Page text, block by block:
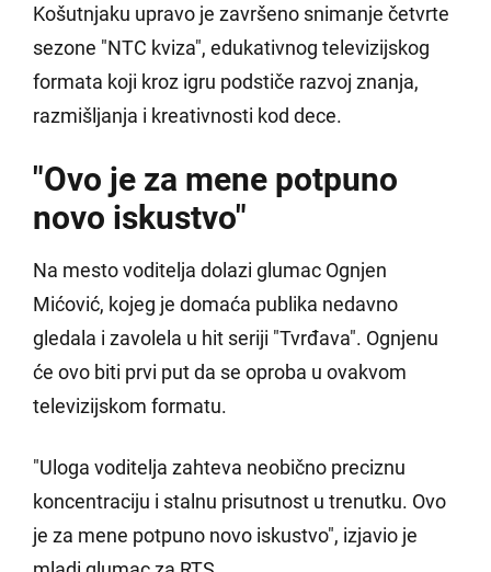
Košutnjaku upravo je završeno snimanje četvrte
sezone "NTC kviza", edukativnog televizijskog
formata koji kroz igru podstiče razvoj znanja,
razmišljanja i kreativnosti kod dece.
"Ovo je za mene potpuno
novo iskustvo"
Na mesto voditelja dolazi glumac Ognjen
Mićović, kojeg je domaća publika nedavno
gledala i zavolela u hit seriji "Tvrđava". Ognjenu
će ovo biti prvi put da se oproba u ovakvom
televizijskom formatu.
"Uloga voditelja zahteva neobično preciznu
koncentraciju i stalnu prisutnost u trenutku. Ovo
je za mene potpuno novo iskustvo", izjavio je